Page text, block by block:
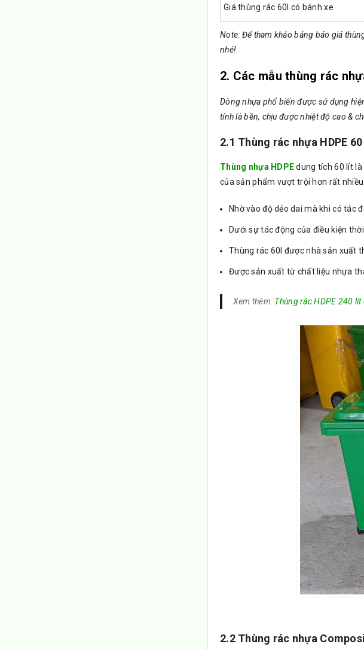
Giá thùng rác 60l có bánh xe
Note: Để tham khảo bảng báo giá
nhé!
2. Các mẫu thùng rác
Dòng nhựa phổ biến được sử dụng
tính là bền, chịu được nhiệt độ cao &
2.1 Thùng rác nhựa HDPE
Thùng nhựa HDPEdung tích 60 lít là
của sản phẩm vượt trội hơn rất
Nhờ vào độ dẻo dai mà khi có tác
Dưới sự tác động của điều kiện
Thùng rác 60l được nhà sản xuất
Được sản xuất từ chất liệu nhựa
Xem thêm: Thùng rác HDPE 240 lít
2.2 Thùng rác nhựa